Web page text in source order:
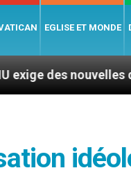
EGLISE ET MONDE
de Mgr Mata